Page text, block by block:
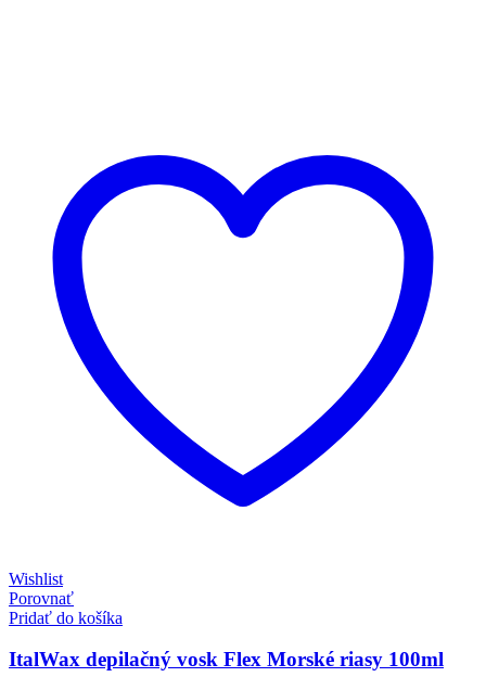
Wishlist
Porovnať
Pridať do košíka
ItalWax depilačný vosk Flex Morské riasy 100ml